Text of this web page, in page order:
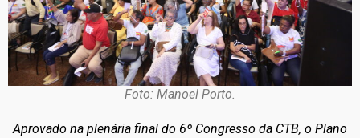
Foto: Manoel Porto.
Aprovado na plenária final do 6º Congresso da CTB, o Plano